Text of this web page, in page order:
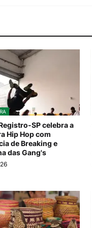
SP celebra a
Hip Hop com
de Breaking e
das Gang's